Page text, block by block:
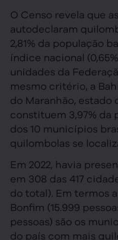
O Censo revela que
autodeclaram
2,81% da população
índice nacional
unidades da
mesmo critério, a
do Maranhão, estado
constituem 3,97% da
dos 10 municípios
quilombolas se
Em 2022, havia
em 308 das 417
do total). Em termos
Bonfim (15.999
pessoas) são os
do país com mais